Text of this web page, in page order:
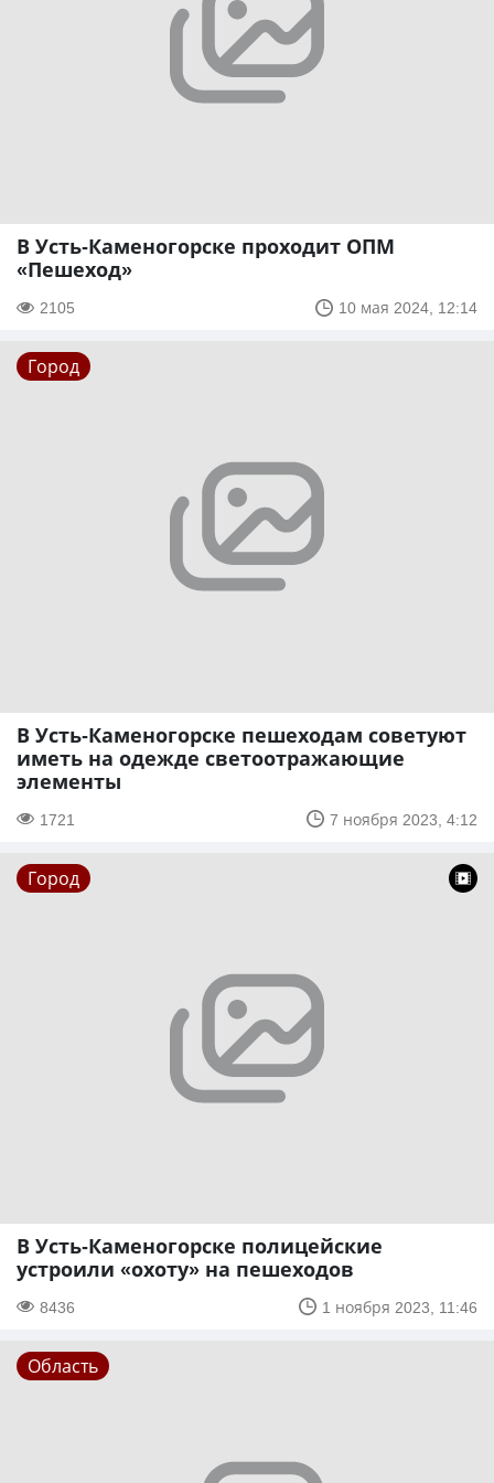
В Усть-Каменогорске проходит ОПМ
«Пешеход»
2105 10 мая 2024, 12:14
Город
В Усть-Каменогорске пешеходам советуют
иметь на одежде светоотражающие
элементы
1721 7 ноября 2023, 4:12
Город
В Усть-Каменогорске полицейские
устроили «охоту» на пешеходов
8436 1 ноября 2023, 11:46
Область